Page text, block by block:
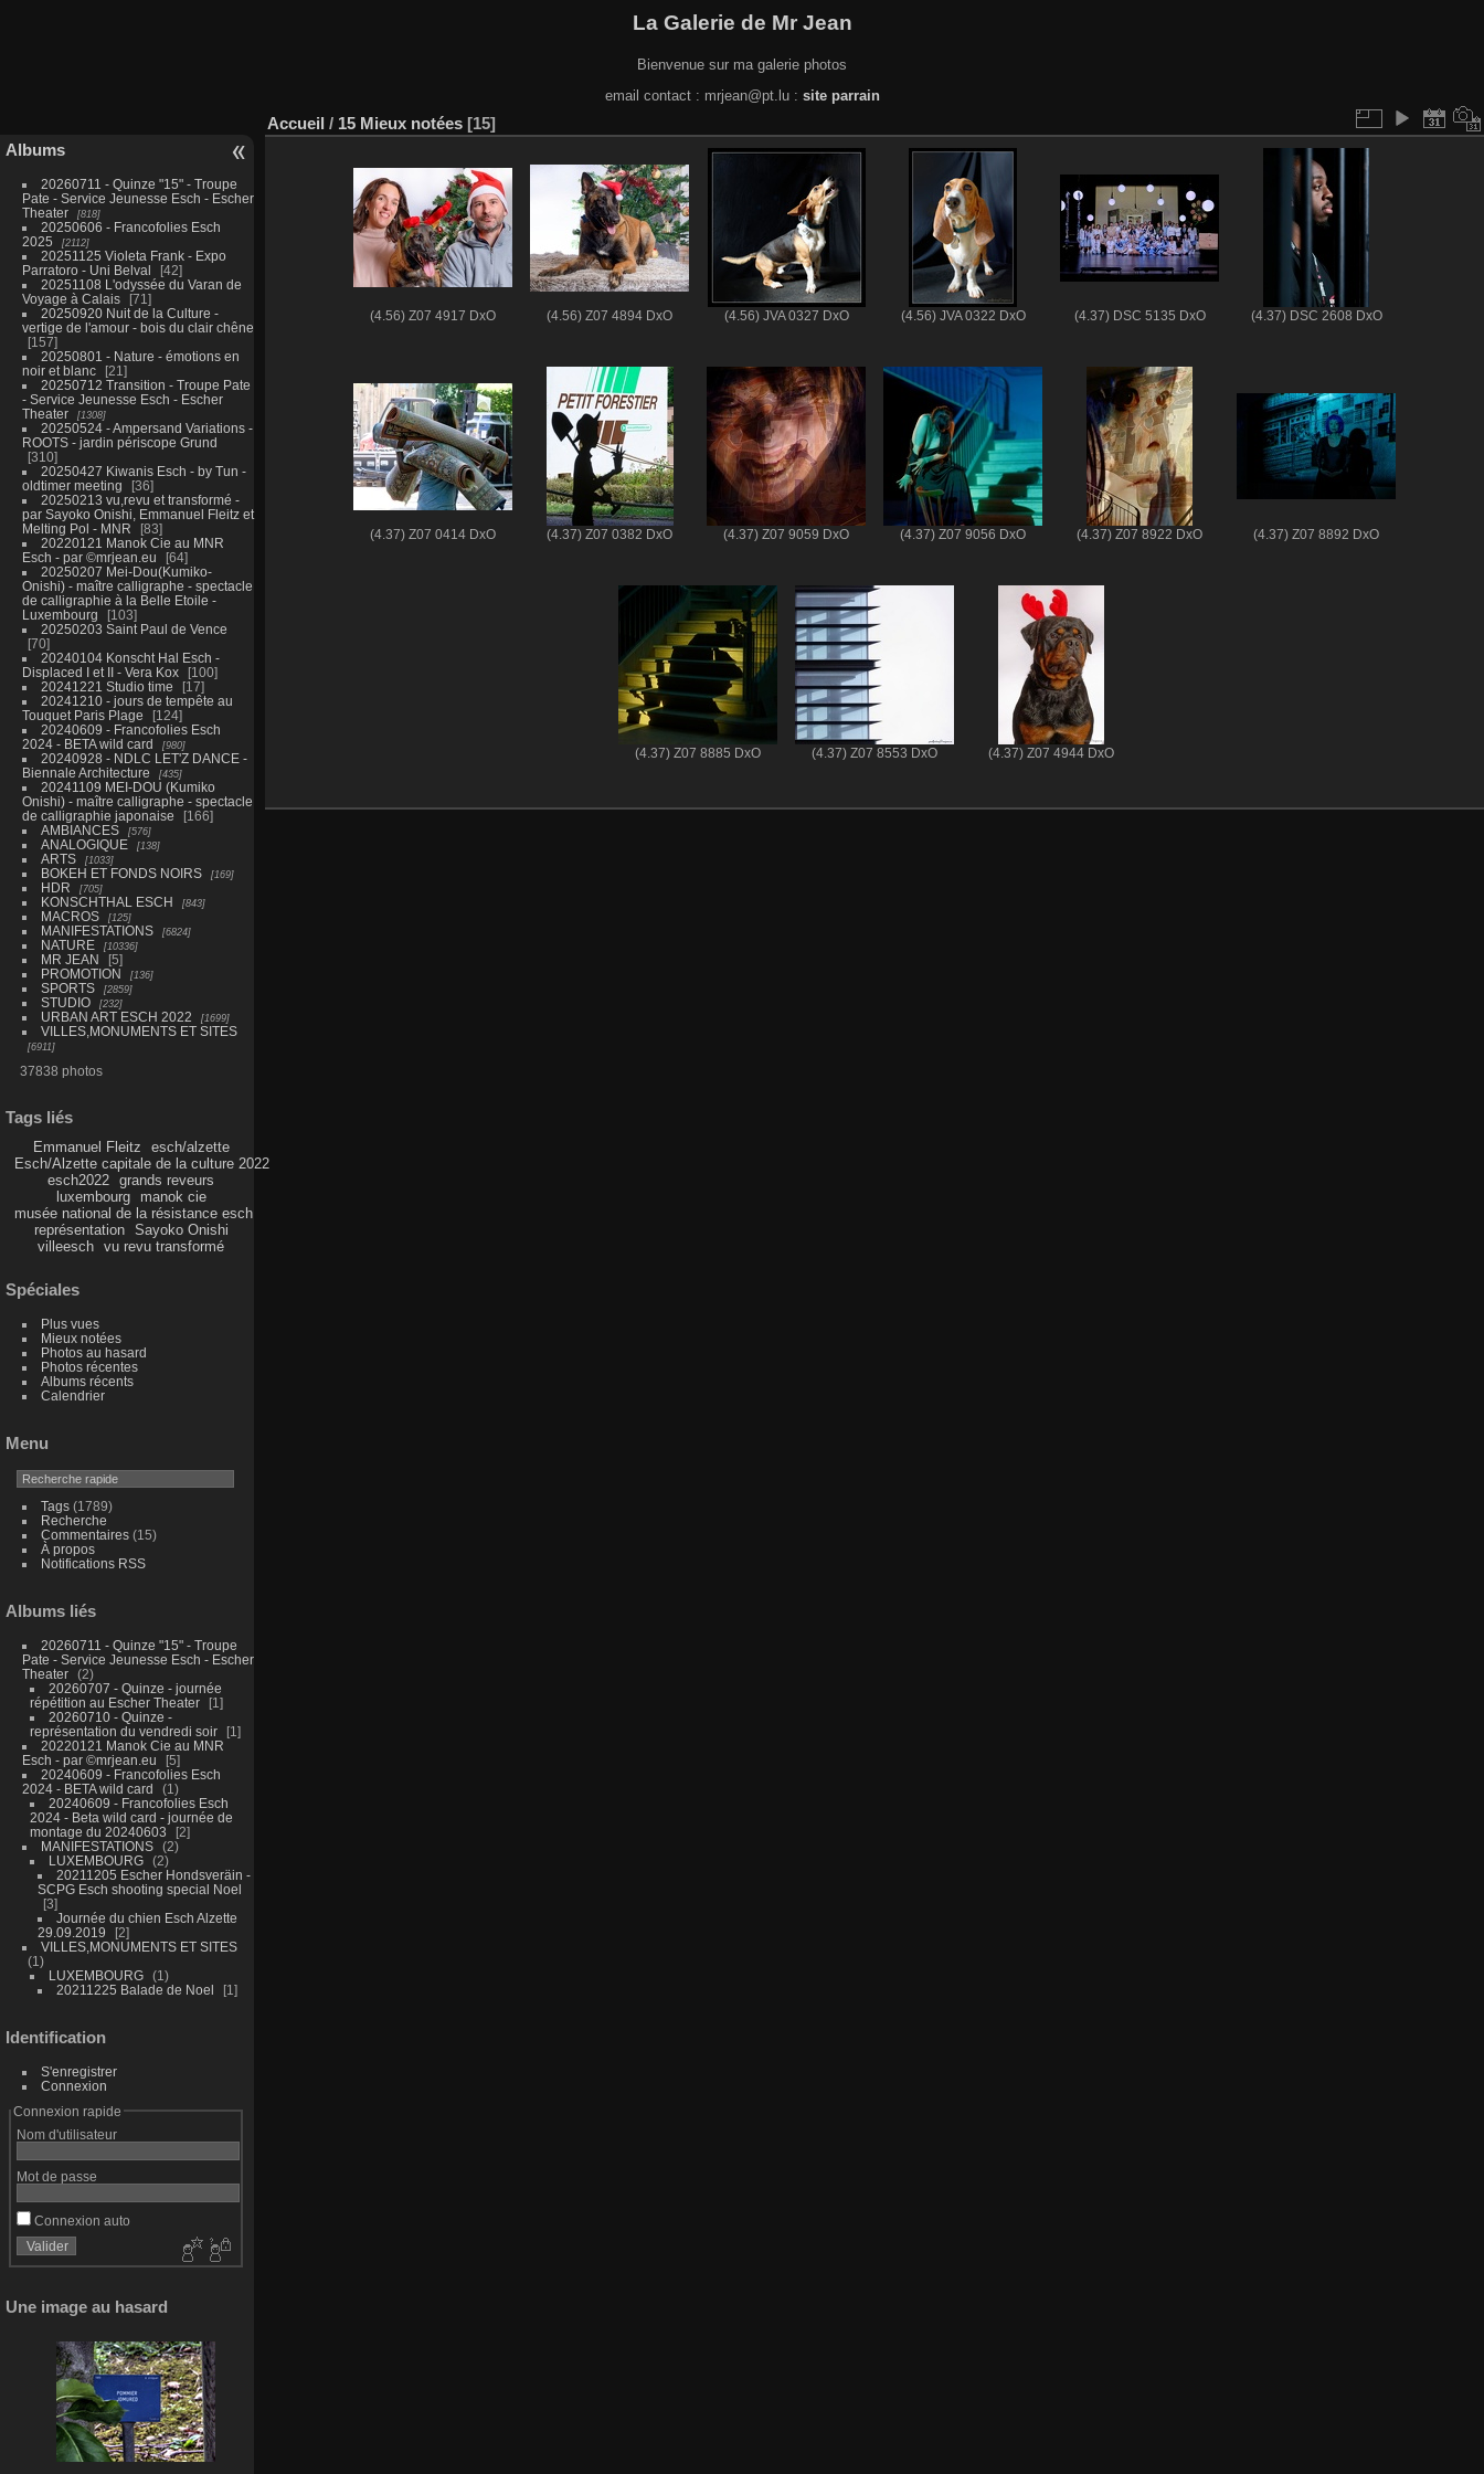
La Galerie de Mr Jean
Bienvenue sur ma galerie photos
email contact : mrjean@pt.lu : site parrain
Albums
20260711 - Quinze "15" - Troupe
Pate - Service Jeunesse Esch - Escher
Theater
818
20250606 - Francofolies Esch
2025
2112
20251125 Violeta Frank - Expo
Parratoro - Uni Belval
42
20251108 L'odyssée du Varan de
Voyage à Calais
71
20250920 Nuit de la Culture -
vertige de l'amour - bois du clair chêne
157
20250801 - Nature - émotions en
noir et blanc
21
20250712 Transition - Troupe Pate
- Service Jeunesse Esch - Escher
Theater
1308
20250524 - Ampersand Variations -
ROOTS - jardin périscope Grund
310
20250427 Kiwanis Esch - by Tun -
oldtimer meeting
36
20250213 vu,revu et transformé -
par Sayoko Onishi, Emmanuel Fleitz et
Melting Pol - MNR
83
20220121 Manok Cie au MNR
Esch - par ©mrjean.eu
64
20250207 Mei-Dou(Kumiko-
Onishi) - maître calligraphe - spectacle
de calligraphie à la Belle Etoile -
Luxembourg
103
20250203 Saint Paul de Vence
70
20240104 Konscht Hal Esch -
Displaced I et II - Vera Kox
100
20241221 Studio time
17
20241210 - jours de tempête au
Touquet Paris Plage
124
20240609 - Francofolies Esch
2024 - BETA wild card
980
20240928 - NDLC LET'Z DANCE -
Biennale Architecture
435
20241109 MEI-DOU (Kumiko
Onishi) - maître calligraphe - spectacle
de calligraphie japonaise
166
AMBIANCES
576
ANALOGIQUE 138
ARTS 1033
BOKEH ET FONDS NOIRS 169
HDR 705
KONSCHTHAL ESCH 843
MACROS 125
MANIFESTATIONS 6824
NATURE 10336
MR JEAN
5
PROMOTION
136
SPORTS 2859
STUDIO 232
URBAN ART ESCH 2022 1699
VILLES,MONUMENTS ET SITES
6911
37838 photos
Tags liés
Emmanuel Fleitz
esch/alzette
Esch/Alzette capitale de la culture 2022
esch2022
grands reveurs
luxembourg
manok cie
musée national de la résistance esch
représentation
Sayoko Onishi
villeesch
vu revu transformé
Spéciales
Plus vues
Mieux notées
Photos au hasard
Photos récentes
Albums récents
Calendrier
Menu
Tags(1789)
Recherche
Commentaires(15)
À propos
Notifications RSS
Albums liés
20260711 - Quinze "15" - Troupe
Pate - Service Jeunesse Esch - Escher
Theater
2
20260707 - Quinze - journée
répétition au Escher Theater
1
20260710 - Quinze -
représentation du vendredi soir
1
20220121 Manok Cie au MNR
Esch - par ©mrjean.eu
5
20240609 - Francofolies Esch
2024 - BETA wild card
1
20240609 - Francofolies Esch
2024 - Beta wild card - journée de
montage du 20240603
2
MANIFESTATIONS
2
LUXEMBOURG
2
20211205 Escher Hondsveräin -
SCPG Esch shooting special Noel
3
Journée du chien Esch Alzette
29.09.2019
2
VILLES,MONUMENTS ET SITES
1
LUXEMBOURG
1
20211225 Balade de Noel
1
Identification
S'enregistrer
Connexion
Connexion rapide
Nom d'utilisateur
Mot de passe
Connexion auto
Une image au hasard
Accueil / 15 Mieux notées 15
(4.56) Z07 4917 DxO (4.56) Z07 4894 DxO (4.56) JVA 0327 DxO (4.56) JVA 0322 DxO (4.37) DSC 5135 DxO (4.37) DSC 2608 DxO
(4.37) Z07 0414 DxO (4.37) Z07 0382 DxO (4.37) Z07 9059 DxO (4.37) Z07 9056 DxO (4.37) Z07 8922 DxO (4.37) Z07 8892 DxO
(4.37) Z07 8885 DxO (4.37) Z07 8553 DxO (4.37) Z07 4944 DxO